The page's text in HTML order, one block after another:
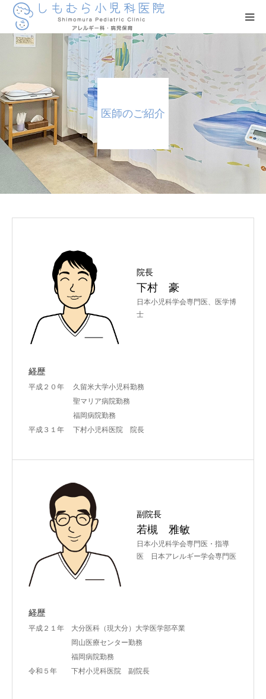
医師のご紹介
院長
下村 豪
日本小児科学会専門医、医学博
士
経歴
平成２０年 久留米大学小児科勤務
聖マリア病院勤務
福岡病院勤務
平成３１年 下村小児科医院 院長
副院長
若槻 雅敏
日本小児科学会専門医・指導
医 日本アレルギー学会専門医
経歴
平成２１年 大分医科（現大分）大学医学部卒業
岡山医療センター勤務
福岡病院勤務
令和５年 下村小児科医院 副院長
医師のご紹介
施設のご紹介
ご予約方法
病児保育
よくある質問
予防接種
交通アクセス